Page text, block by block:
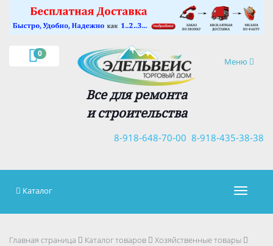
0
Навигация
Меню
Все для ремонта
и строительства
8-918-435-38-38
8-918-648-70-00
×
Каталог
Главная страница Каталог товаров
Хозяйственные товары